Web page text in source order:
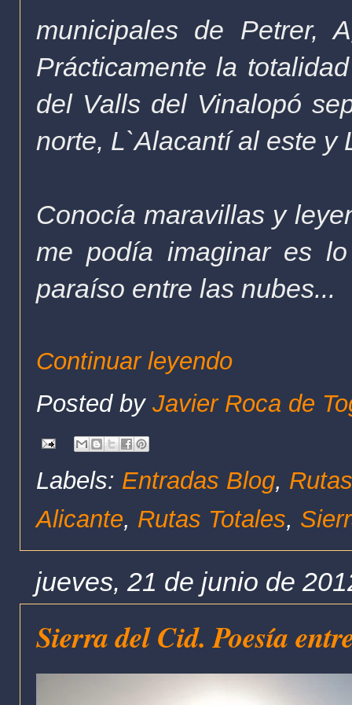
municipales de Petrer,
Prácticamente la
del Valls del Vinalopó
norte, L`Alacantí al este y
Conocía maravillas y
me podía imaginar es
paraíso entre las nubes...
Continuar leyendo
Posted by Javier Roca de
Labels: Entradas Blog,
Alicante, Rutas Totales,
jueves, 21 de junio de
Sierra del Cid. Poesía